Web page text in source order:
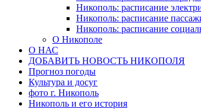
Никополь: расписание
Никополь: расписание
Никополь: расписание
О Никополе
О НАС
ДОБАВИТЬ НОВОСТЬ НИКОПОЛЯ
Прогноз погоды
Культура и досуг
фото г. Никополь
Никополь и его история